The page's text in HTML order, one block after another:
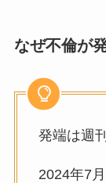
なぜ不倫が
発端は週
2024年7